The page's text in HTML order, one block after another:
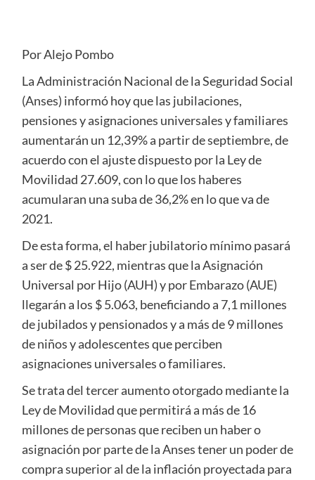
Por Alejo Pombo
La Administración Nacional de la Seguridad Social
(Anses) informó hoy que las jubilaciones,
pensiones y asignaciones universales y familiares
aumentarán un 12,39% a partir de septiembre, de
acuerdo con el ajuste dispuesto por la Ley de
Movilidad 27.609, con lo que los haberes
acumularan una suba de 36,2% en lo que va de
2021.
De esta forma, el haber jubilatorio mínimo pasará
a ser de $ 25.922, mientras que la Asignación
Universal por Hijo (AUH) y por Embarazo (AUE)
llegarán a los $ 5.063, beneficiando a 7,1 millones
de jubilados y pensionados y a más de 9 millones
de niños y adolescentes que perciben
asignaciones universales o familiares.
Se trata del tercer aumento otorgado mediante la
Ley de Movilidad que permitirá a más de 16
millones de personas que reciben un haber o
asignación por parte de la Anses tener un poder de
compra superior al de la inflación proyectada para